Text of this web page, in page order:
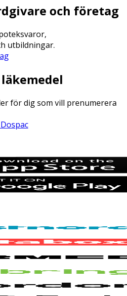
och företag
utbildningar.
för dig som vill prenumerera